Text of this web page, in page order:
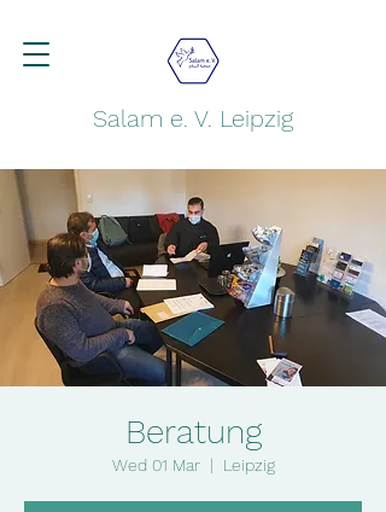
Salam e. V. Leipzig
Beratung
Wed 01 Mar
  |
Leipzig